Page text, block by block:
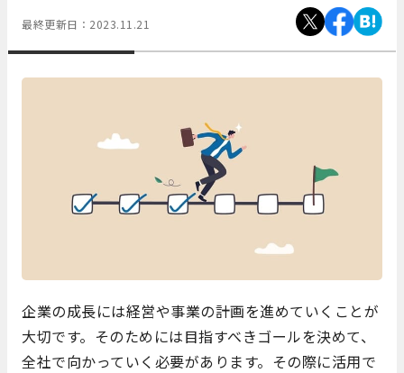
最終更新日： 2023.11.21
企業の成長には経営や事業の計画を進めていくことが
大切です。そのためには目指すべきゴールを決めて、
全社で向かっていく必要があります。その際に活用で